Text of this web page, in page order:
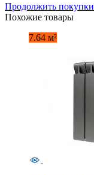
Продолжить покупки
Похожие товары
7.64 м²